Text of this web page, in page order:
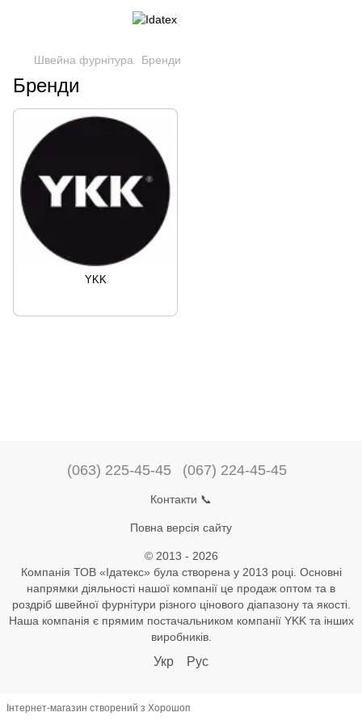
Швейна фурнітура Бренди
Бренди
YKK
(063) 225-45-45 (067) 224-45-45
Контакти 📞
Повна версія сайту
© 2013 - 2026
Компанія ТОВ «Ідатекс» була створена у 2013 році. Основні
напрямки діяльності нашої компанії це продаж оптом та в
роздріб швейної фурнітури різного цінового діапазону та якості.
Наша компанія є прямим постачальником компанії YKK та інших
виробників.
Укр Рус
Інтернет-магазин створений з Хорошоп